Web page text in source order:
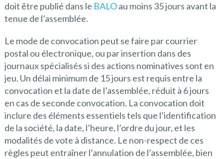
doit être publié dans le BALOau moins 35 jours avant la
tenue de l’assemblée.
Le mode de convocation peut se faire par courrier
postal ou électronique, ou par insertion dans des
journaux spécialisés si des actions nominatives sont en
jeu. Un délai minimum de 15 jours est requis entre la
convocation et la date de l’assemblée, réduit à 6 jours
en cas de seconde convocation. La convocation doit
inclure des éléments essentiels tels que l’identification
de la société, la date, l’heure, l’ordre du jour, et les
modalités de vote à distance. Le non-respect de ces
règles peut entraîner l’annulation de l’assemblée, bien